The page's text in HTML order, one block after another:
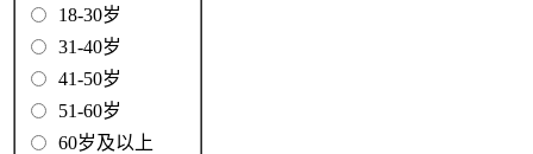
18-30岁
31-40岁
41-50岁
51-60岁
60岁及以上